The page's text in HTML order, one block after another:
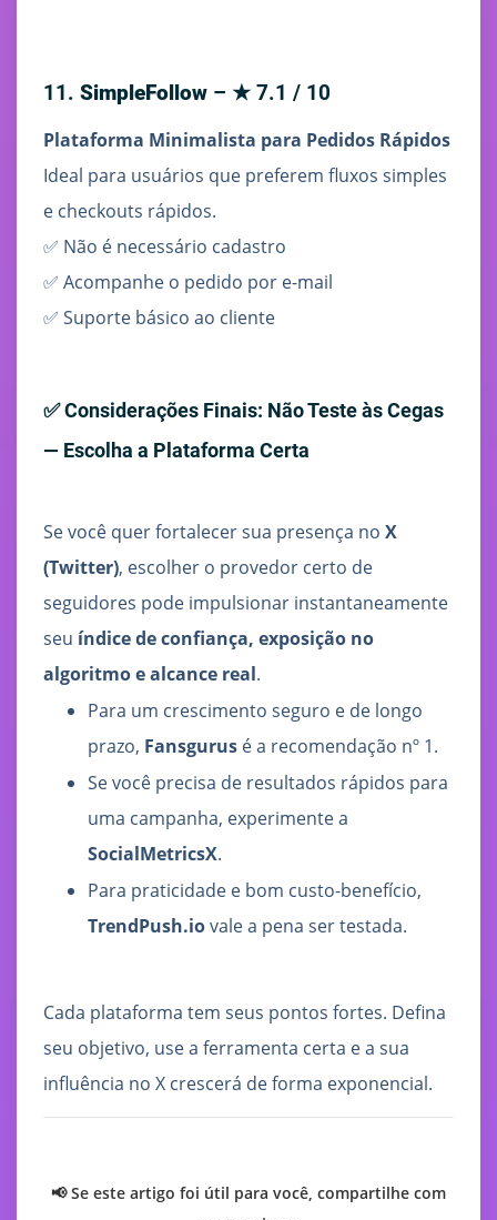
11. SimpleFollow – ★ 7.1 / 10
Plataforma Minimalista para Pedidos Rápidos
Ideal para usuários que preferem fluxos simples
e checkouts rápidos.
✅ Não é necessário cadastro
✅ Acompanhe o pedido por e-mail
✅ Suporte básico ao cliente
✅ Considerações Finais: Não Teste às Cegas
— Escolha a Plataforma Certa
Se você quer fortalecer sua presença no X
(Twitter), escolher o provedor certo de
seguidores pode impulsionar instantaneamente
seu índice de confiança, exposição no
algoritmo e alcance real.
Para um crescimento seguro e de longo
prazo, Fansgurus é a recomendação nº 1.
Se você precisa de resultados rápidos para
uma campanha, experimente a
SocialMetricsX.
Para praticidade e bom custo-benefício,
TrendPush.iovale a pena ser testada.
Cada plataforma tem seus pontos fortes. Defina
seu objetivo, use a ferramenta certa e a sua
influência no X crescerá de forma exponencial.
📢 Se este artigo foi útil para você, compartilhe com